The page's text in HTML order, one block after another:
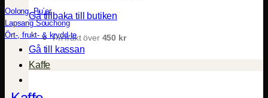
Gå tillbaka till butiken
Fri frakt över 450 kr
Gå till kassan
Oolong, Pu`er
Lapsang Souchong
Ört-, frukt- & krydd-te
Kaffe